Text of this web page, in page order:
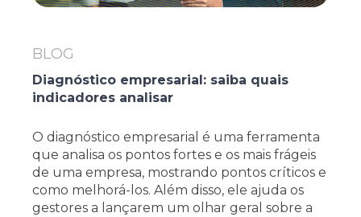
BLOG
Diagnóstico empresarial: saiba quais
indicadores analisar
O diagnóstico empresarial é uma ferramenta
que analisa os pontos fortes e os mais frágeis
de uma empresa, mostrando pontos críticos e
como melhorá-los. Além disso, ele ajuda os
gestores a lançarem um olhar geral sobre a